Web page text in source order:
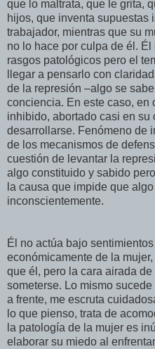
que lo maltrata, que le grita,
hijos, que inventa supuestas
trabajador, mientras que su
no lo hace por culpa de él.
rasgos patológicos pero el
llegar a pensarlo con
de la represión –algo se
conciencia. En este caso, en
inhibido, abortado casi en su
desarrollarse. Fenómeno de
de los mecanismos de
cuestión de levantar la
algo constituido y sabido
la causa que impide que
inconscientemente.
Él no actúa bajo
económicamente de la
que él, pero la cara airada
someterse. Lo mismo
a frente, me escruta
lo que pienso, trata de
la patología de la mujer es
elaborar su miedo al